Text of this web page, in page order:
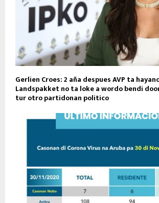
Gerlien Croes: 2 aña despues AVP ta
Landspakket no ta loke a wordo bendi
tur otro partidonan politico